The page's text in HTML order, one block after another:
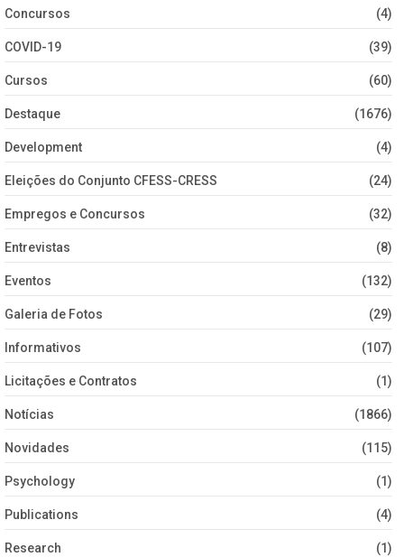
Concursos (4)
COVID-19 (39)
Cursos (60)
Destaque (1676)
Development (4)
Eleições do Conjunto CFESS-CRESS (24)
Empregos e Concursos (32)
Entrevistas (8)
Eventos (132)
Galeria de Fotos (29)
Informativos (107)
Licitações e Contratos (1)
Notícias (1866)
Novidades (115)
Psychology (1)
Publications (4)
Research (1)